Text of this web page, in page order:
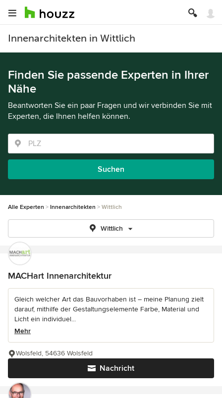
Innenarchitekten in Wittlich
Finden Sie passende Experten in Ihrer
Nähe
Beantworten Sie ein paar Fragen und wir verbinden Sie mit
Experten, die Ihnen helfen können.
Suchen
Alle Experten Innenarchitekten Wittlich
Wittlich
MACHart Innenarchitektur
Gleich welcher Art das Bauvorhaben ist – meine Planung zielt
darauf, mithilfe der Gestaltungselemente Farbe, Material und
Licht ein individuel...
Mehr
Nachricht
Wolsfeld, 54636 Wolsfeld